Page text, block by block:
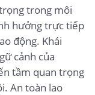
trong môi
hưởng trực tiếp
động. Khái
cảnh của
tầm quan trọng
An toàn lao